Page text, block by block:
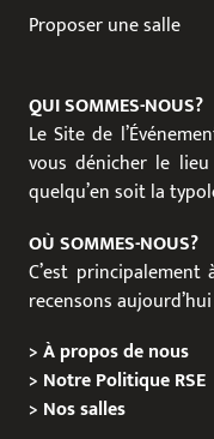
Proposer une salle
QUI SOMMES-NOUS?
Le Site de
vous dénicher le
quelqu’en soit la
OÙ SOMMES-NOUS?
C’est
recensons
>À propos de nous
> Notre Politique RSE
> Nos salles